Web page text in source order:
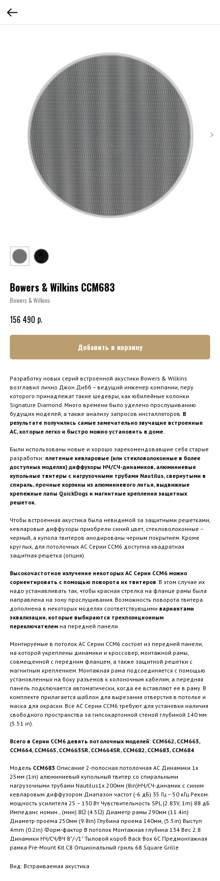
Bowers & Wilkins CCM683
Bowers & Wilkins
156 490 р.
Добавить в корзину
Разработку новых серий встроенной акустики Bowers & Wilkins
возглавил лично Джон Дибб – ведущий инженер компании, перу
которого принадлежат такие шедевры, как юбилейные колонки
Signature Diamond. Много времени было уделено прослушиванию
будущих моделей, а также анализу запросов инсталляторов. В
результате получились самые замечательно звучащие встроенные
АС, которые легко и быстро можно установить в доме.
Были использованы новые и хорошо зарекомендовавшие себя старые
разработки: плетеные кевларовые (или стекловолоконные в более
доступных моделях) диффузоры НЧ/СЧ-динамиков, алюминиевые
купольные твитеры с нагрузочными трубами Nautilus, свернутыми в
спираль, прочные корзины из алюминиевого литья, выдвижные
крепежные лапы QuickDogs и магнитные крепления защитных
решеток.
Чтобы встроенная акустика была невидимой за защитными решетками,
кевларовые диффузоры приобрели синий цвет, стекловолоконные –
черный, а купола твитеров анодированы черным покрытием. Кроме
круглых, для потолочных АС Серии CCM6 доступна квадратная
защитная решетка (опция).
Высокочастотное излучение некоторых АС Серии CCM6 можно
сориентировать с помощью поворота их твитеров. В этом случае их
надо устанавливать так, чтобы красная стрелка на фланце рамы была
направлена на зону прослушивания. Возможность поворота твитера
дополнена в некоторых моделях соответствующими вариантами
эквализации, которые выбираются трехпозиционным
переключателем на передней панели.
Монтируемые в потолок АС Серии CCM6 состоят из передней панели,
на которой укреплены динамики и кроссовер, монтажной рамы,
совмещенной с передним фланцем, а также защитной решетки с
магнитным креплением. Монтажная рама подсоединяется с помощью
установленных на боку разъемов к колоночным кабелям, а передняя
панель подключается автоматически, когда ее вставляют ее в раму. В
комплекте прилагается шаблон для вырезания отверстия в потолке и
маска для окраски. Все АС Серии CCM6 требуют для установки наличия
свободного пространства за гипсокартонной стеной глубиной 140 мм
(5.51 in).
Всего в Серии CCM6 девять потолочных моделей: CCM662, CCM663,
CCM664, CCM665, CCM663SR, CCM664SR, CCM682, CCM683, CCM684
Модель CCM683 Описание 2-полосная потолочная АС Динамики 1x
25мм (1in) алюминиевый купольный твитер со спиральными
нагрузочными трубами Nautilus1x 200мм (8in)НЧ/СЧ-динамик с синим
кевларовым диффузором Диапазон частот (-6 дБ) 35 Гц – 50 кГц Реком.
мощность усилителя 25 – 130 Вт Чувствительность SPL (2.83V, 1m) 88 дБ
Импеданс номин., (мин) 8Ω (4.5Ω) Диаметр рамы 290мм (11.4in)
Диаметр проема 250мм (9.8in) Глубина проема 140мм, (5.5in) Выступ
4mm (0.2in) Форм-фактор В потолок Монтажная глубина 134 Вес 2.8
Динамики НЧ/CЧ/ВЧ 8"/-/1" Тыловой короб Back Box 6C Предмонтажная
рамка Pre-Mount Kit C8 Опциональный гриль 68 Square Grille
Вид: Встраиваемая акустика